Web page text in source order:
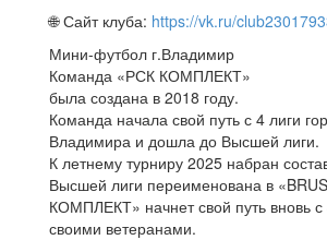
🌐 Сайт клуба: https://vk.ru/
Мини-футбол г.Владимир
Команда «РСК КОМПЛЕКТ»
была создана в 2018 году.
Команда начала свой путь с 4 лиги
Владимира и дошла до Высшей лиги.
К летнему турниру 2025 набран
Высшей лиги переименована в
КОМПЛЕКТ» начнет свой путь вновь с
своими ветеранами.